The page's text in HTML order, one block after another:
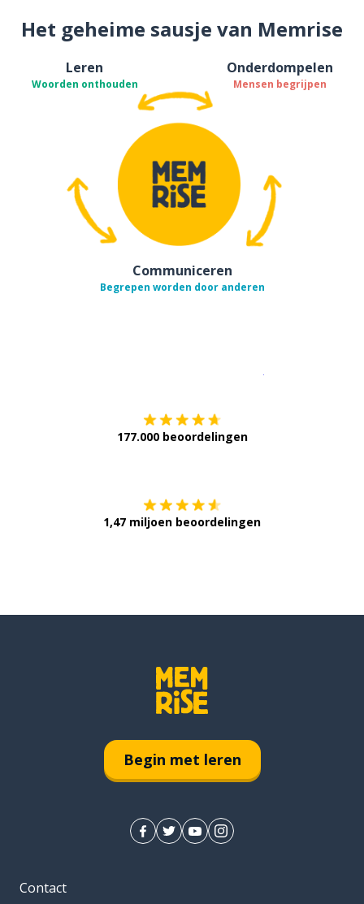
Het geheime sausje van Memrise
Leren
Woorden onthouden
Onderdompelen
Mensen begrijpen
Communiceren
Begrepen worden door anderen
177.000 beoordelingen
1,47 miljoen beoordelingen
Begin met leren
Contact